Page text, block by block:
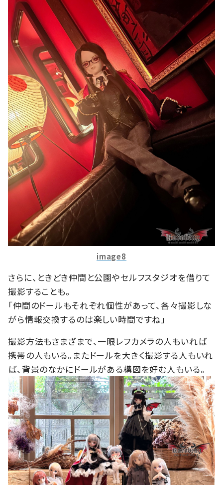
image8
さらに、ときどき仲間と公園やセルフスタジオを借りて
撮影することも。
「仲間のドールもそれぞれ個性があって、各々撮影しな
がら情報交換するのは楽しい時間ですね」
撮影方法もさまざまで、一眼レフカメラの人もいれば
携帯の人もいる。またドールを大きく撮影する人もいれ
ば、背景のなかにドールがある構図を好む人もいる。